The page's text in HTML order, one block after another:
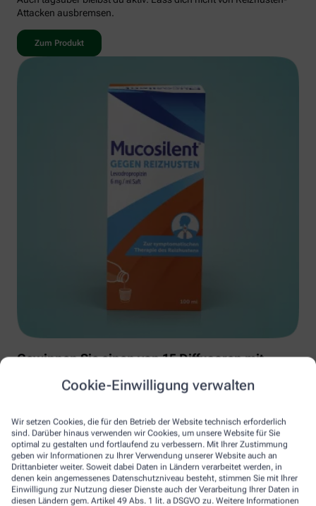
Cookie-Einwilligung verwalten
Wir setzen Cookies, die für den Betrieb der Website technisch erforderlich
sind. Darüber hinaus verwenden wir Cookies, um unsere Website für Sie
optimal zu gestalten und fortlaufend zu verbessern. Mit Ihrer Zustimmung
geben wir Informationen zu Ihrer Verwendung unserer Website auch an
Drittanbieter weiter. Soweit dabei Daten in Ländern verarbeitet werden, in
denen kein angemessenes Datenschutzniveau besteht, stimmen Sie mit Ihrer
Einwilligung zur Nutzung dieser Dienste auch der Verarbeitung Ihrer Daten in
diesen Ländern gem. Artikel 49 Abs. 1 lit. a DSGVO zu. Weitere Informationen
Attacken ausbremsen.
Zum Produkt
Gewinnen Sie einen von 15 Diffusoren mit
Wohlfühloase erschaffen können. Ein Diffusor verwandelt
ätherische Öle in eine sanfte Duftwolke, die Reizhusten lindert, die
Raumluft befeuchtet und so gerade im Winter trockener
Heizungsluft entgegenwirkt. Machen Sie mit und holen Sie sich
mit etwas Glück die wohltuende Kraft der Aromen und Öle direkt
ins Wohnzimmer.